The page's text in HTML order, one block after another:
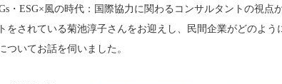
・ESG×風の時代：国際協力に関わるコンサルタントの視点
されている菊池淳子さんをお迎えし、民間企業がどのよう
いてお話を伺いました。